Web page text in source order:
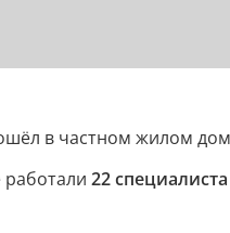
в частном жилом
22